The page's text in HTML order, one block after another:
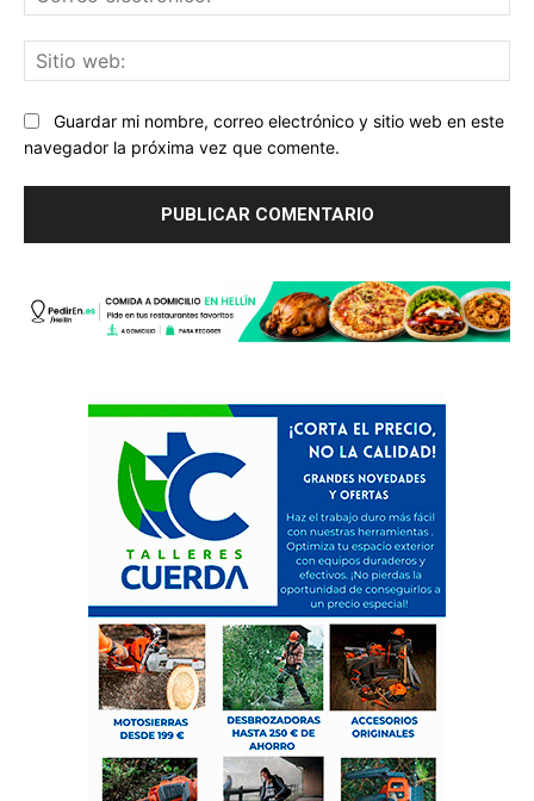
Guardar mi nombre, correo electrónico y sitio web en este
navegador la próxima vez que comente.